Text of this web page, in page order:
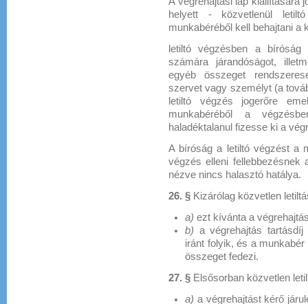
helyett - közvetlenül
munkabéréből kell behajtani a
letiltó végzésben a
számára járandóságot,
egyéb összeget
szervet vagy személyt (a
letiltó végzés jogerőre
munkabéréből a
haladéktalanul fizesse ki a
A bíróság a letiltó végzést a
végzés elleni fellebbezésnek
nézve nincs halasztó hatálya.
26. § Kizárólag közvetlen
a) ezt kívánta a
b) a végrehajtás
iránt folyik, és a
összeget fedezi.
27. § Elsősorban közvetlen
a) a végrehajtást kérő